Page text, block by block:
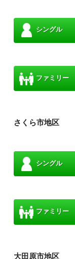
シングル
ファミリー
さくら市地区
シングル
ファミリー
大田原市地区